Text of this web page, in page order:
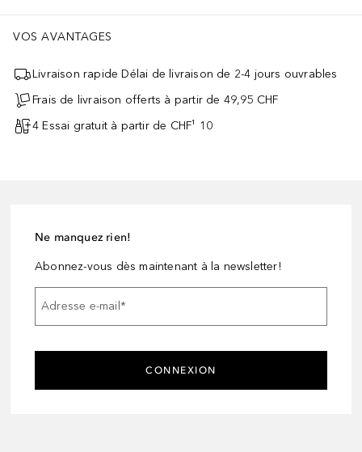
VOS AVANTAGES
Livraison rapide Délai de livraison de 2-4 jours ouvrables
Frais de livraison offerts à partir de 49,95 CHF
4 Essai gratuit à partir de CHF¹ 10
Ne manquez rien!
Abonnez-vous dès maintenant à la newsletter!
Adresse e-mail*
CONNEXION